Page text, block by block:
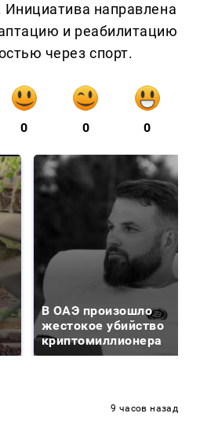
Инициатива направлена
и реабилитацию
через спорт.
0 0 0
В ОАЭ произошло
жестокое убийство
криптомиллионера
9 часов назад